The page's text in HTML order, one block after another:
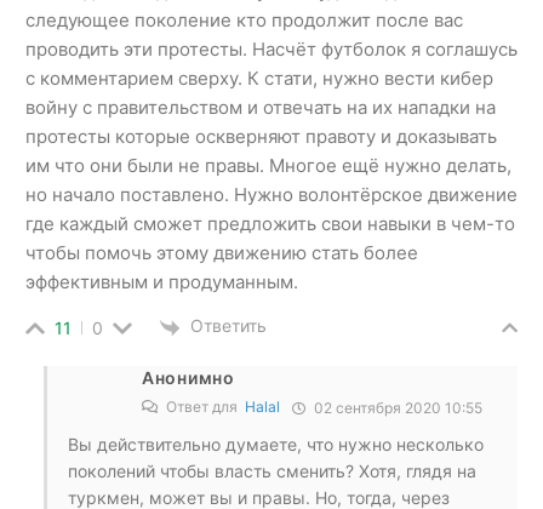
следующее поколение кто продолжит после вас
проводить эти протесты. Насчёт футболок я соглашусь
с комментарием сверху. К стати, нужно вести кибер
войну с правительством и отвечать на их нападки на
протесты которые оскверняют правоту и доказывать
им что они были не правы. Многое ещё нужно делать,
но начало поставлено. Нужно волонтёрское движение
где каждый сможет предложить свои навыки в чем-то
чтобы помочь этому движению стать более
эффективным и продуманным.
11 0 Ответить
Анонимно
Ответ для Halal 02 сентября 2020 10:55
Вы действительно думаете, что нужно несколько
поколений чтобы власть сменить? Хотя, глядя на
туркмен, может вы и правы. Но, тогда, через